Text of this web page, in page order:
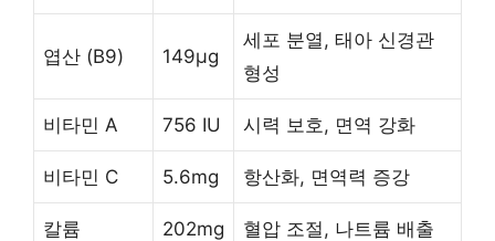
엽산 (B9) 149μg
세포 분열, 태아 신경관
형성
비타민 A 756 IU 시력 보호, 면역 강화
비타민 C 5.6mg 항산화, 면역력 증강
칼륨 202mg 혈압 조절, 나트륨 배출